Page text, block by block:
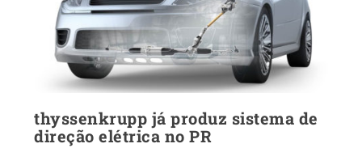
thyssenkrupp já produz sistema de
direção elétrica no PR